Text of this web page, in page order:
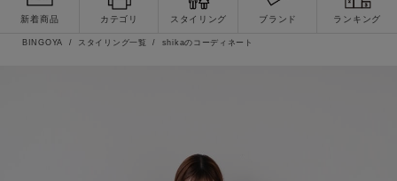
新着商品 カテゴリ スタイリング ブランド ランキング
詳細検索
BINGOYA スタイリング一覧 shikaのコーディネート